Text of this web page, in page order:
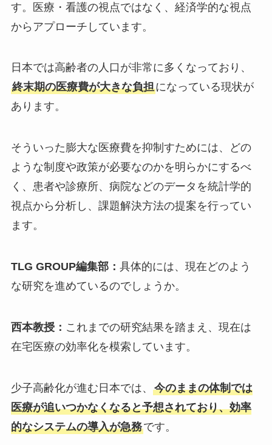
す。医療・看護の視点ではなく、経済学的な視点
からアプローチしています。
日本では高齢者の人口が非常に多くなっており、
終末期の医療費が大きな負担になっている現状が
あります。
そういった膨大な医療費を抑制すためには、どの
ような制度や政策が必要なのかを明らかにするべ
く、患者や診療所、病院などのデータを統計学的
視点から分析し、課題解決方法の提案を行ってい
ます。
TLG GROUP編集部： 具体的には、現在どのよう
な研究を進めているのでしょうか。
西本教授： これまでの研究結果を踏まえ、現在は
在宅医療の効率化を模索しています。
少子高齢化が進む日本では、 今のままの体制では
医療が追いつかなくなると予想されており、効率
的なシステムの導入が急務です。